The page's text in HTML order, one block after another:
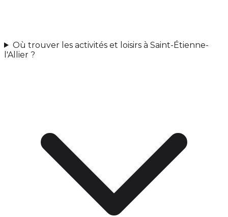
Où trouver les activités et loisirs à Saint-Étienne-
l'Allier ?